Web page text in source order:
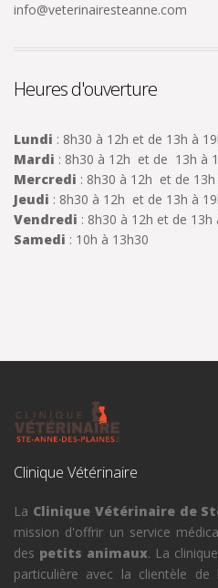
info@veterinairesteanne.com
Heures d'ouverture
Lundi : 8h30 à 12h et de 13h à
Mardi : 8h30 à 12h et de 13h à
Mercredi : 8h30 à 12h et de 13h
Jeudi : 8h30 à 12h et de 13h à
Vendredi : 8h30 à 12h et de 13h
Samedi : 10h à 13h30
Clinique Vétérinaire
La Clinique Vétérinaire de
mission d'offrir un service
des petits animaux. La
particulière avec la clientèle